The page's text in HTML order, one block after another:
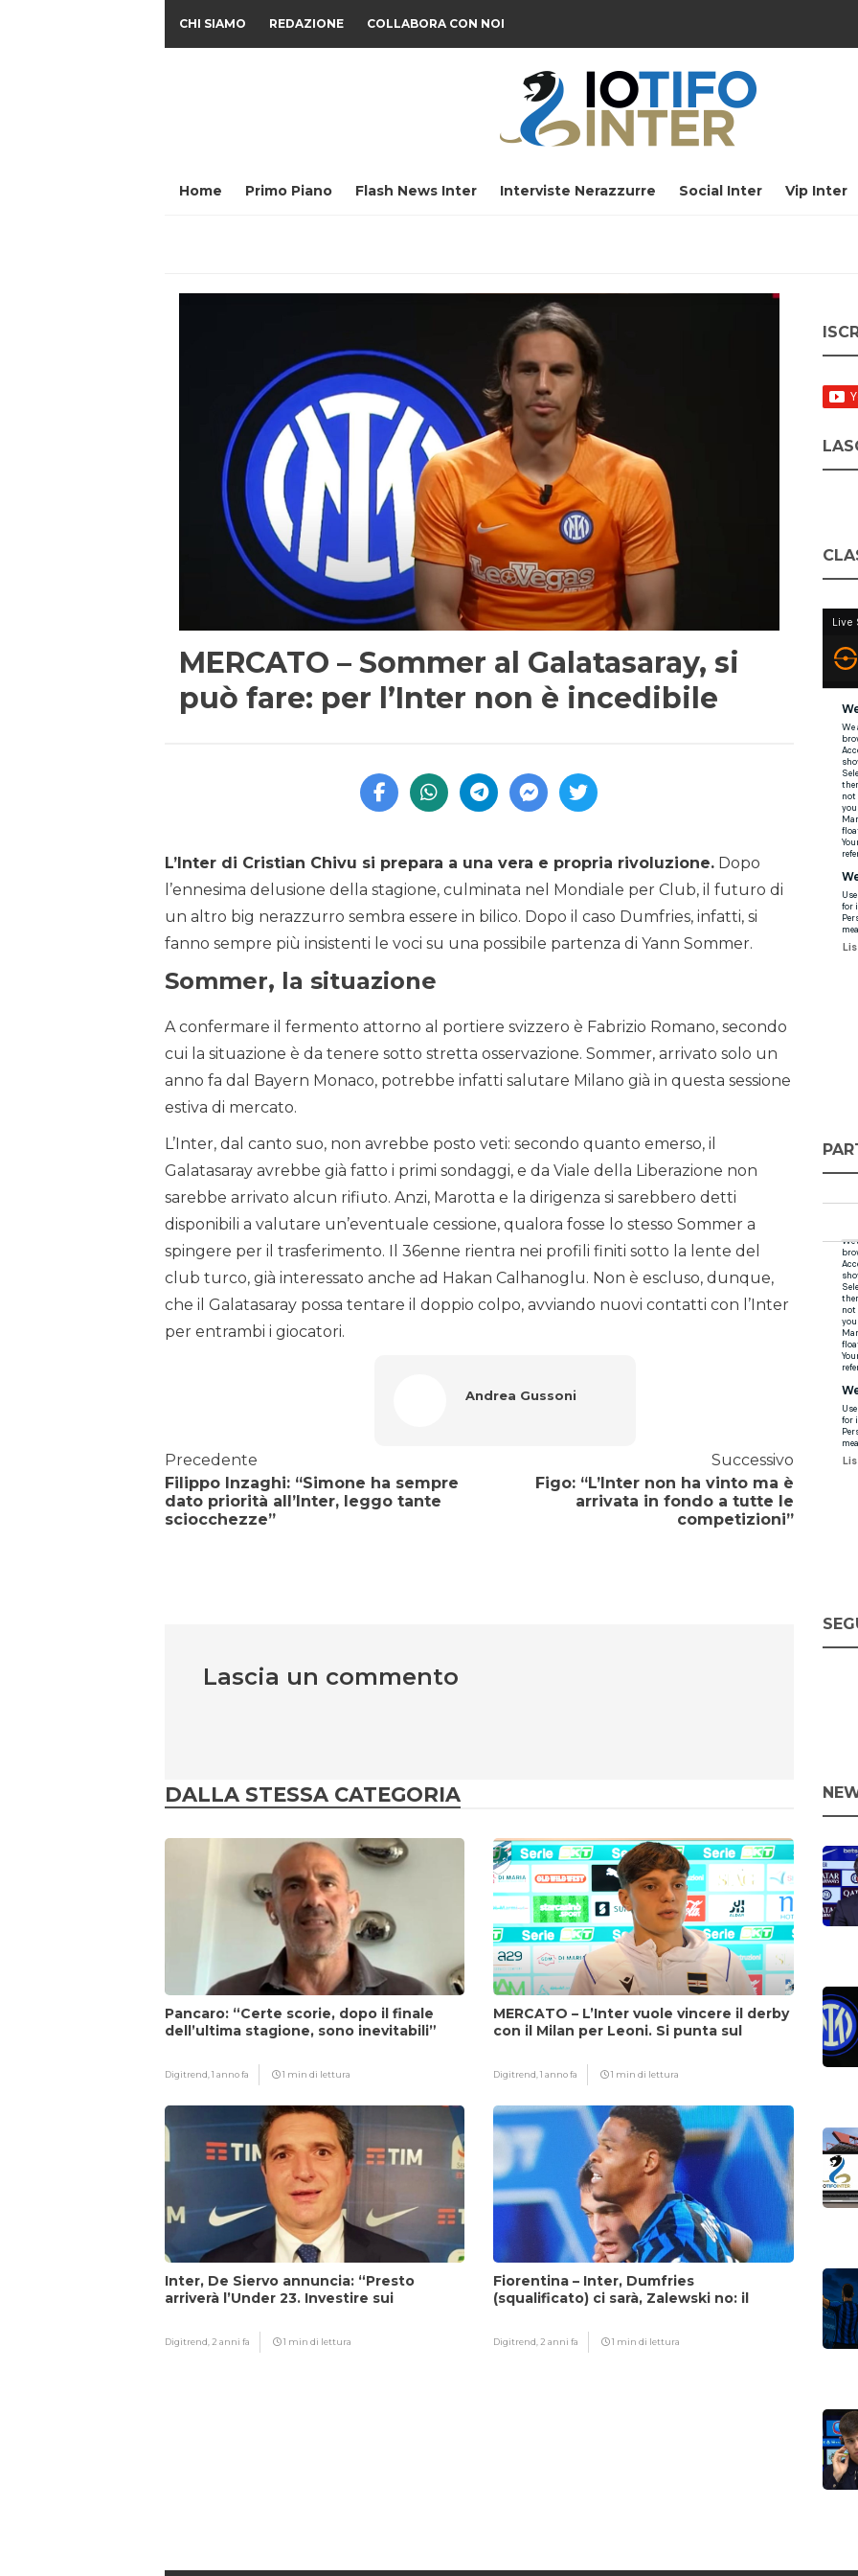
CHI SIAMO REDAZIONE COLLABORA CON NOI
Home Primo Piano Flash News Inter Interviste Nerazzurre Social Inter Vip Inter
MERCATO – Sommer al Galatasaray, si
può fare: per l’Inter non è incedibile
L’Inter di Cristian Chivu si prepara a una vera e propria rivoluzione. Dopo
l’ennesima delusione della stagione, culminata nel Mondiale per Club, il futuro di
un altro big nerazzurro sembra essere in bilico. Dopo il caso Dumfries, infatti, si
fanno sempre più insistenti le voci su una possibile partenza di Yann Sommer.
Sommer, la situazione
A confermare il fermento attorno al portiere svizzero è Fabrizio Romano, secondo
cui la situazione è da tenere sotto stretta osservazione. Sommer, arrivato solo un
anno fa dal Bayern Monaco, potrebbe infatti salutare Milano già in questa sessione
estiva di mercato.
L’Inter, dal canto suo, non avrebbe posto veti: secondo quanto emerso, il
Galatasaray avrebbe già fatto i primi sondaggi, e da Viale della Liberazione non
sarebbe arrivato alcun rifiuto. Anzi, Marotta e la dirigenza si sarebbero detti
disponibili a valutare un’eventuale cessione, qualora fosse lo stesso Sommer a
spingere per il trasferimento. Il 36enne rientra nei profili finiti sotto la lente del
club turco, già interessato anche ad Hakan Calhanoglu. Non è escluso, dunque,
che il Galatasaray possa tentare il doppio colpo, avviando nuovi contatti con l’Inter
per entrambi i giocatori.
Andrea Gussoni
Precedente
Filippo Inzaghi: “Simone ha sempre
dato priorità all’Inter, leggo tante
sciocchezze”
Successivo
Figo: “L’Inter non ha vinto ma è
arrivata in fondo a tutte le
competizioni”
Lascia un commento
DALLA STESSA CATEGORIA
Pancaro: “Certe scorie, dopo il finale
dell’ultima stagione, sono inevitabili”
Digitrend,1 anno fa 1 min di lettura
MERCATO – L’Inter vuole vincere il derby
con il Milan per Leoni. Si punta sul
Digitrend,1 anno fa 1 min di lettura
Inter, De Siervo annuncia: “Presto
arriverà l’Under 23. Investire sui
Digitrend,2 anni fa 1 min di lettura
Fiorentina – Inter, Dumfries
(squalificato) ci sarà, Zalewski no: il
Digitrend,2 anni fa 1 min di lettura